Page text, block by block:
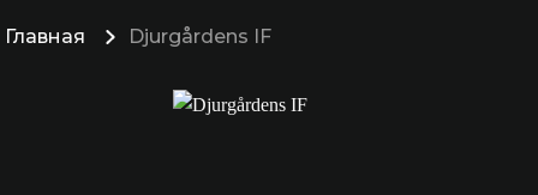
Главная Djurgårdens IF